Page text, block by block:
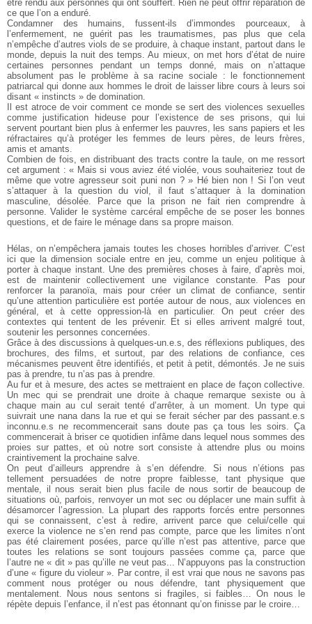
être rendu aux personnes qui ont souffert. Rien ne peut offrir réparation de
ce que l’on a enduré.
Condamner des humains, fussent-ils d’immondes pourceaux,
à
l’enfermement, ne guérit pas les traumatismes, pas plus que cela
n’empêche d’autres viols de se produire, à chaque instant, partout dans le
monde, depuis la nuit des temps. Au mieux, on met hors d’état de nuire
certaines personnes pendant un temps donné, mais on n’attaque
absolument pas le problème à sa racine sociale : le fonctionnement
patriarcal qui donne aux hommes le droit de laisser libre cours à leurs soi
disant « instincts » de domination.
Il est atroce de voir comment ce monde se sert des violences sexuelles
comme justification hideuse pour l’existence de ses prisons,
qui lui
servent pourtant bien plus à enfermer les pauvres, les sans papiers et les
réfractaires qu’à protéger les femmes de leurs pères, de leurs frères,
amis et amants.
Combien de fois, en distribuant des tracts contre la taule, on me ressort
cet argument : « Mais si vous aviez été violée, vous souhaiteriez tout de
même que votre agresseur soit puni non ? » Hé bien non ! Si l’on veut
s’attaquer à la question du viol, il faut s’attaquer à la domination
masculine, désolée. Parce que la prison ne fait rien comprendre à
personne. Valider le système carcéral empêche de se poser les bonnes
questions, et de faire le ménage dans sa propre maison.
Hélas, on n’empêchera jamais toutes les choses horribles d’arriver. C’est
ici que la dimension sociale entre en jeu, comme un enjeu politique à
porter à chaque instant. Une des premières choses à faire, d’après moi,
est de maintenir collectivement une vigilance constante. Pas pour
renforcer la paranoïa, mais pour créer un climat de confiance,
sentir
qu’une attention particulière est portée autour de nous, aux violences en
général, et à cette oppression-là en particulier. On peut créerdes
contextes qui tentent de les prévenir. Et si elles arrivent malgré tout,
soutenir les personnes concernées.
Grâce à des discussions à quelques-un.e.s, des réflexions publiques, des
brochures, des films, et surtout, par des relations de confiance, ces
mécanismes peuvent être identifiés, et petit à petit, démontés. Je ne suis
pas à prendre, tu n’as pas à prendre.
Au fur et à mesure, des actes se mettraient en place de façoncollective.
Un mec qui se prendrait une droite à chaque remarque sexisteou à
chaque main au cul serait tenté d’arrêter, à un moment. Un type qui
suivrait une nana dans la rue et qui se ferait sécher par des passant.e.s
inconnu.e.s ne recommencerait sans doute pas ça tous les soirs. Ça
commencerait à briser ce quotidien infâme dans lequel nous sommes des
proies sur pattes, et où notre sort consiste à attendre plus ou moins
craintivement la prochaine salve.
On peut d’ailleurs apprendre à s’en défendre. Si nous n’étions pas
tellement persuadées de notre propre faiblesse, tant physique que
mentale, il nous serait bien plus facile de nous sortir de beaucoup de
situations où, parfois, renvoyer un mot sec ou déplacer une main suffit à
désamorcer l’agression. La plupart des rapports forcés entre personnes
qui se connaissent, c’est à redire, arrivent parce que celui/celle qui
exerce la violence ne s’en rend pas compte, parce que les limites n’ont
pas été clairement posées, parce qu’ille n’est pas attentive, parce que
toutes les relations se sont toujours passées comme ça, parce que
l’autre ne « dit » pas qu’ille ne veut pas... N’appuyons pas la construction
d’une « figure du violeur ». Par contre, il est vrai que nous ne savons pas
comment nous protéger ou nous défendre, tant physiquement que
mentalement. Nous nous sentons si fragiles, si faibles… On nous le
répète depuis l’enfance, il n’est pas étonnant qu’on finisse par le croire…